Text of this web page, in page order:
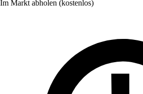
Im Markt abholen (kostenlos)